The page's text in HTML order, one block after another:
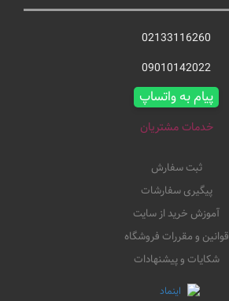
02133116260
09010142022
پیام به واتساپ
خدمات مشتریان
ثبت سفارش
پیگیری سفارشات
آموزش خرید از سایت
قوانین و مقررات فروشگاه
شکایات و پیشنهادات